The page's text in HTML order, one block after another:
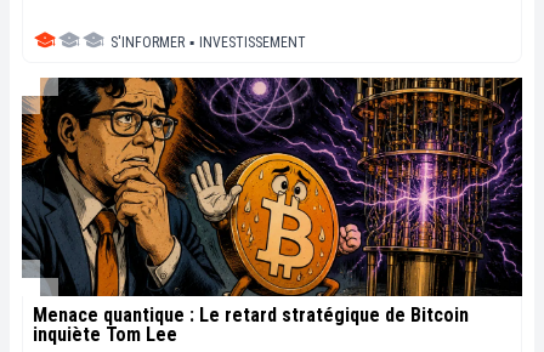
S'INFORMER ▪ INVESTISSEMENT
Menace quantique : Le retard stratégique de Bitcoin
inquiète Tom Lee